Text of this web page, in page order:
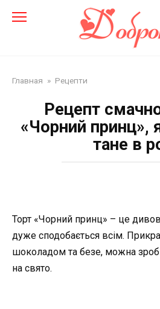
Главная » Рецепти
Рецепт
«Чорний принц»,
тане в
Торт «Чорний принц» – це
дуже сподобається всім.
шоколадом та безе, можна
на свято.